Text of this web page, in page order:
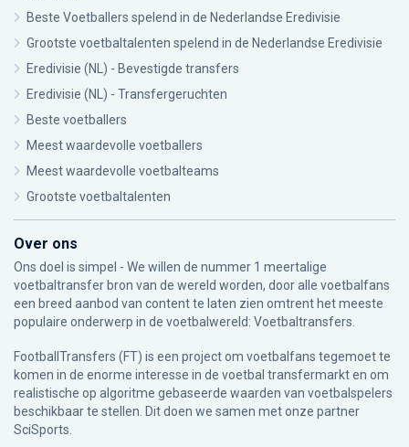
Beste Voetballers spelend in de Nederlandse Eredivisie
Grootste voetbaltalenten spelend in de Nederlandse Eredivisie
Eredivisie (NL) - Bevestigde transfers
Eredivisie (NL) - Transfergeruchten
Beste voetballers
Meest waardevolle voetballers
Meest waardevolle voetbalteams
Grootste voetbaltalenten
Over ons
Ons doel is simpel - We willen de nummer 1 meertalige
voetbaltransfer bron van de wereld worden, door alle voetbalfans
een breed aanbod van content te laten zien omtrent het meeste
populaire onderwerp in de voetbalwereld: Voetbaltransfers.
FootballTransfers (FT) is een project om voetbalfans tegemoet te
komen in de enorme interesse in de voetbal transfermarkt en om
realistische op algoritme gebaseerde waarden van voetbalspelers
beschikbaar te stellen. Dit doen we samen met onze partner
SciSports